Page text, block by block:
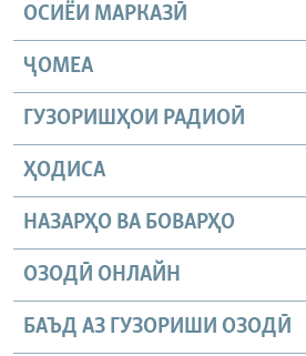
ОСИЁИ МАРКАЗӢ
ҶОМEА
ГУЗОРИШҲОИ РАДИОӢ
ҲОДИСА
НАЗАРҲО ВА БОВАРҲО
ОЗОДӢ ОНЛАЙН
БАЪД АЗ ГУЗОРИШИ ОЗОДӢ